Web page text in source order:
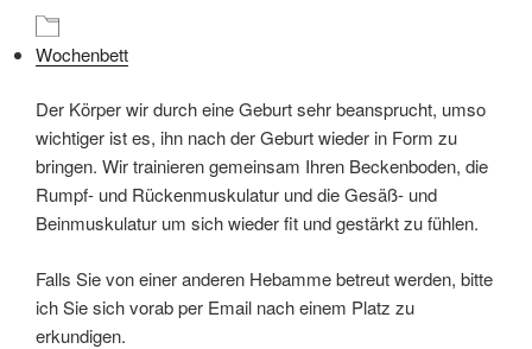
Wochenbett
Der Körper wir durch eine Geburt sehr beansprucht, umso
wichtiger ist es, ihn nach der Geburt wieder in Form zu
bringen. Wir trainieren gemeinsam Ihren Beckenboden, die
Rumpf- und Rückenmuskulatur und die Gesäß- und
Beinmuskulatur um sich wieder fit und gestärkt zu fühlen.
Falls Sie von einer anderen Hebamme betreut werden, bitte
ich Sie sich vorab per Email nach einem Platz zu
erkundigen.